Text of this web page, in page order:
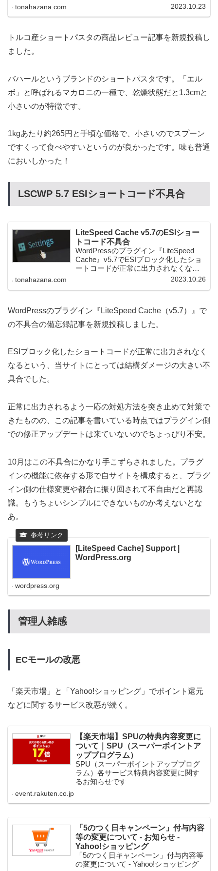
くるっと曲がったマカロニです。まと
tonahazana.com 2023.10.23
トルコ産ショートパスタの商品レビュー記事を新規投稿し
ました。
バハールというブランドのショートパスタです。「エル
ボ」と呼ばれるマカロニの一種で、乾燥状態だと1.3cmと
小さいのが特徴です。
1kgあたり約265円と手頃な価格で、小さいのでスプーン
ですくって食べやすいというのが良かったです。味も普通
においしかった！
LSCWP 5.7 ESIショートコード不具合
LiteSpeed Cache v5.7のESIショー
トコード不具合
WordPressのプラグイン『LiteSpeed
Cache』v5.7でESIブロック化したショ
ートコードが正常に出力されなくなっ
tonahazana.com 2023.10.26
WordPressのプラグイン『LiteSpeed Cache（v5.7）』で
の不具合の備忘録記事を新規投稿しました。
ESIブロック化したショートコードが正常に出力されなく
なるという、当サイトにとっては結構ダメージの大きい不
具合でした。
正常に出力されるよう一応の対処方法を突き止めて対策で
きたものの、この記事を書いている時点ではプラグイン側
での修正アップデートは来ていないのでちょっぴり不安。
10月はこの不具合にかなり手こずらされました。プラグ
インの機能に依存する形で自サイトを構成すると、プラグ
イン側の仕様変更や都合に振り回されて不自由だと再認
識。もうちょいシンプルにできないものか考えないとな
あ。
[LiteSpeed Cache] Support |
WordPress.org
wordpress.org
管理人雑感
ECモールの改悪
「楽天市場」と「Yahoo!ショッピング」でポイント還元
などに関するサービス改悪が続く。
【楽天市場】SPUの特典内容変更に
ついて｜SPU（スーパーポイントア
ッププログラム）
SPU（スーパーポイントアッププログ
ラム）各サービス特典内容変更に関す
るお知らせです
event.rakuten.co.jp
「5のつく日キャンペーン」付与内容
等の変更について - お知らせ -
Yahoo!ショッピング
「5のつく日キャンペーン」付与内容等
の変更について - Yahoo!ショッピング